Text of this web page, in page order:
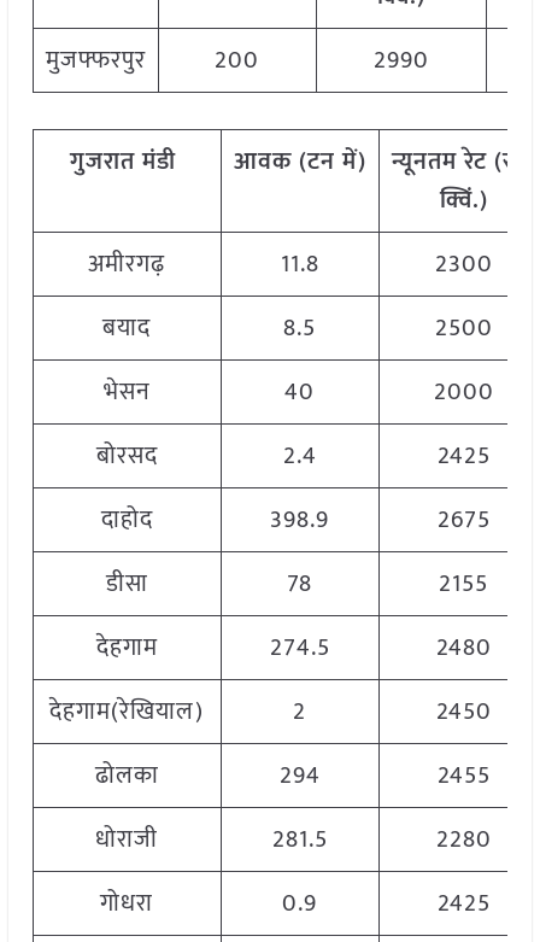
मुजफ्फरपुर 200 2990
गुजरातमंडी आवक(टनमें) न्यूनतमरेट(रु
क्विं.)
अमीरगढ़
11.8
2300
बयाद
8.5
2500
भेसन
40
2000
बोरसद
2.4
2425
दाहोद
398.9
2675
डीसा
78
2155
देहगाम
274.5
2480
देहगाम(रेखियाल)
2
2450
ढोलका
294
2455
धोराजी
281.5
2280
गोधरा
0.9
2425